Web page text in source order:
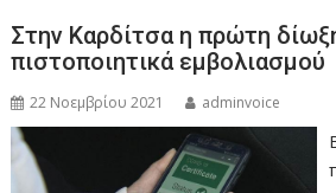
Στην Καρδίτσα η πρώτη
πιστοποιητικά εμβολιασμού
22 Νοεμβρίου 2021 adminvoice